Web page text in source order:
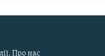
Про нас